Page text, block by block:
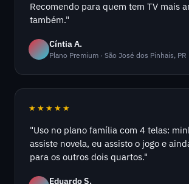
Recomendo para quem tem TV mais
também."
Cíntia A.
Plano Premium · São José dos Pinhais, PR
★★★★★
"Uso no plano família com 4 telas:
assiste novela, eu assisto o jogo e
para os outros dois quartos."
Eduardo S.